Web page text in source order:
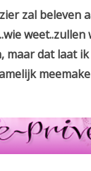
zal beleven
weet..zullen
maar dat laat